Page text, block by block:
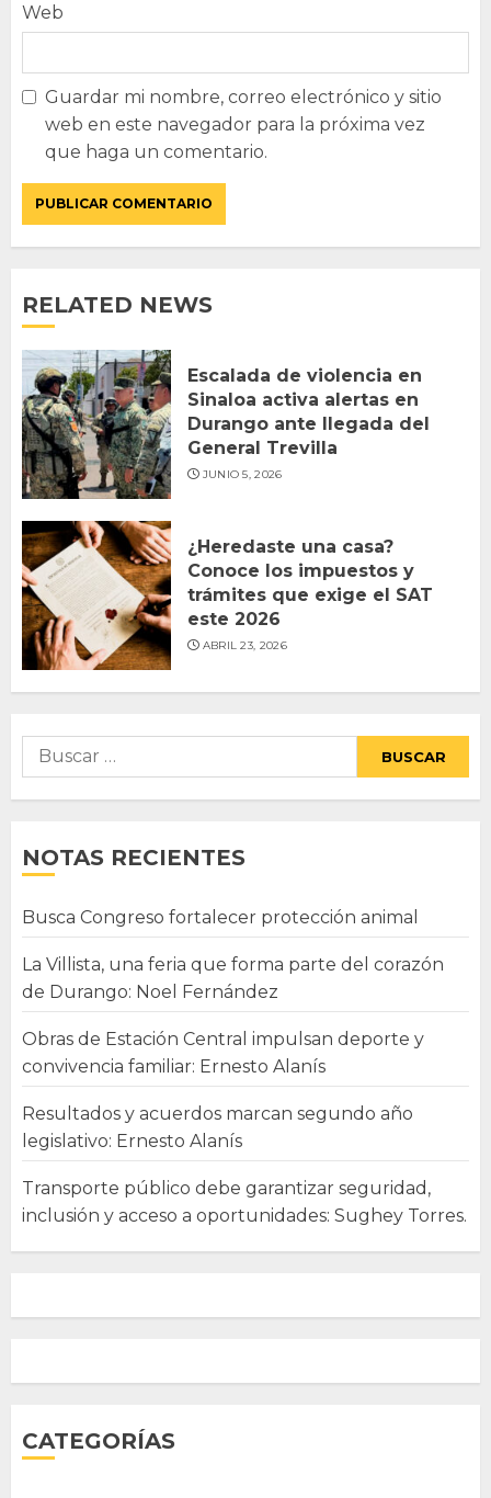
Web
Guardar mi nombre, correo electrónico y sitio
web en este navegador para la próxima vez
que haga un comentario.
RELATED NEWS
Escalada de violencia en
Sinaloa activa alertas en
Durango ante llegada del
General Trevilla
JUNIO 5, 2026
¿Heredaste una casa?
Conoce los impuestos y
trámites que exige el SAT
este 2026
ABRIL 23, 2026
Buscar:
NOTAS RECIENTES
Busca Congreso fortalecer protección animal
La Villista, una feria que forma parte del corazón
de Durango: Noel Fernández
Obras de Estación Central impulsan deporte y
convivencia familiar: Ernesto Alanís
Resultados y acuerdos marcan segundo año
legislativo: Ernesto Alanís
Transporte público debe garantizar seguridad,
inclusión y acceso a oportunidades: Sughey Torres.
CATEGORÍAS